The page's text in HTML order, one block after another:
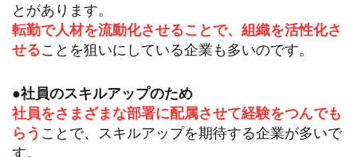
とがあります。
転勤で人材を流動化させることで、組織を活性化さ
せることを狙いにしている企業も多いのです。
●社員のスキルアップのため
社員をさまざまな部署に配属させて経験をつんでも
らう ことで、スキルアップを期待する企業が多いで
す。